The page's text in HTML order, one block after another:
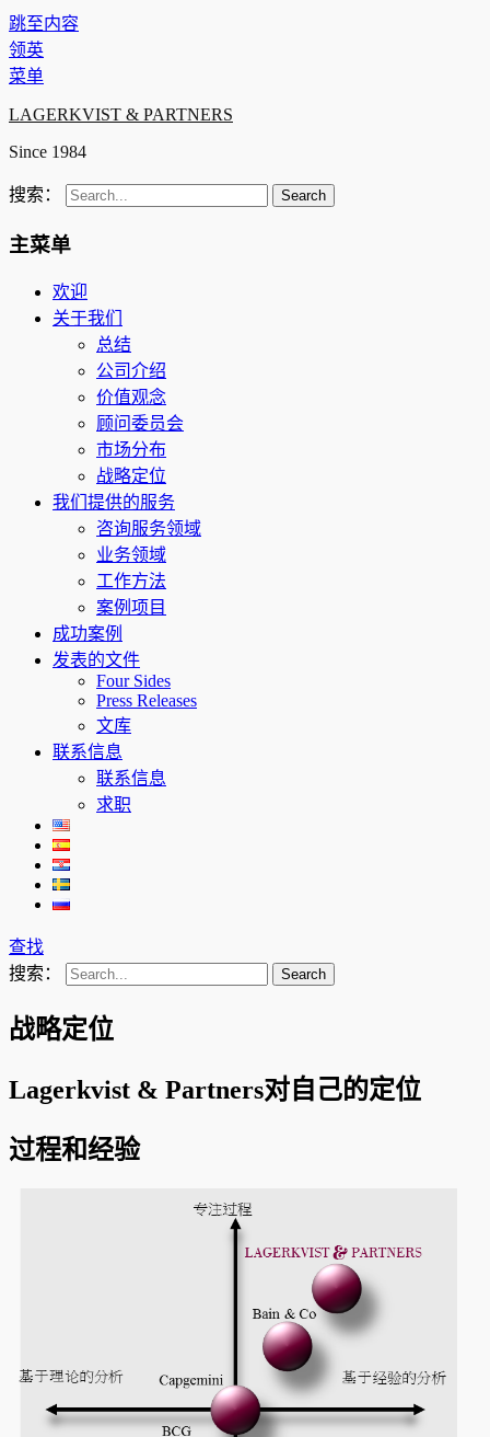
跳至内容
领英
菜单
LAGERKVIST & PARTNERS
Since 1984
搜索：
主菜单
欢迎
关于我们
总结
公司介绍
价值观念
顾问委员会
市场分布
战略定位
我们提供的服务
咨询服务领域
业务领域
工作方法
案例项目
成功案例
发表的文件
Four Sides
Press Releases
文库
联系信息
联系信息
求职
查找
搜索：
战略定位
Lagerkvist & Partners对自己的定位
过程和经验